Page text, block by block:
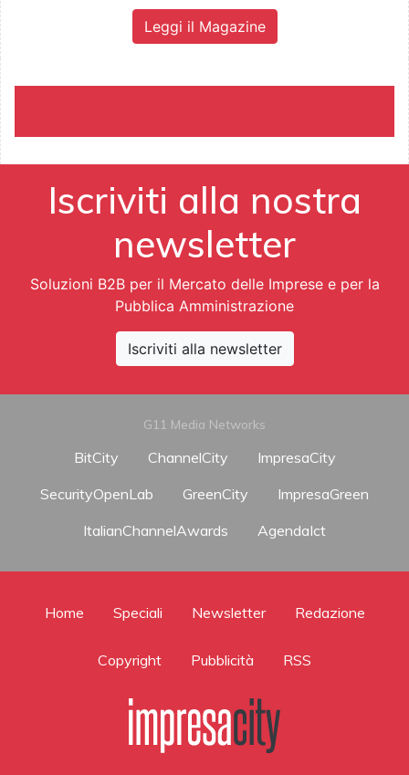
Leggi il Magazine
Iscriviti alla nostra
newsletter
Soluzioni B2B per il Mercato delle Imprese e per la
Pubblica Amministrazione
Iscriviti alla newsletter
G11 Media Networks
BitCity ChannelCity
ImpresaCity
SecurityOpenLab
GreenCity
ImpresaGreen
ItalianChannelAwards
AgendaIct
Home Speciali Newsletter Redazione
Copyright Pubblicità RSS